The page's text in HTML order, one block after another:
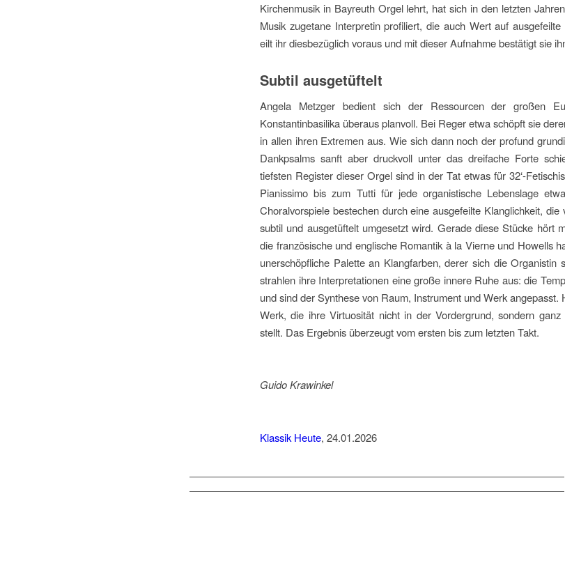
Kirchenmusik in Bayreuth Orgel lehrt, hat sich in den letzten
Musik zugetane Interpretin profiliert, die auch Wert auf
eilt ihr diesbezüglich voraus und mit dieser Aufnahme bestätigt sie
Subtil ausgetüftelt
Angela Metzger bedient sich der Ressourcen der großen
Konstantinbasilika überaus planvoll. Bei Reger etwa schöpft sie
in allen ihren Extremen aus. Wie sich dann noch der profund
Dankpsalms sanft aber druckvoll unter das dreifache Forte
tiefsten Register dieser Orgel sind in der Tat etwas für 32‘-
Pianissimo bis zum Tutti für jede organistische Lebenslage
Choralvorspiele bestechen durch eine ausgefeilte Klanglichkeit,
subtil und ausgetüftelt umgesetzt wird. Gerade diese Stücke hört
die französische und englische Romantik à la Vierne und Howells
unerschöpfliche Palette an Klangfarben, derer sich die Organistin
strahlen ihre Interpretationen eine große innere Ruhe aus: die
und sind der Synthese von Raum, Instrument und Werk angepasst.
Werk, die ihre Virtuosität nicht in der Vordergrund, sondern
stellt. Das Ergebnis überzeugt vom ersten bis zum letzten Takt.
Guido Krawinkel
Klassik Heute, 24.01.2026